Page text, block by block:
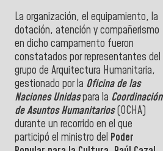
La organización, el equipamiento, la
dotación, atención y compañerismo
en dicho campamento fueron
constatados por representantes del
grupo de Arquitectura Humanitaria,
gestionado por la Oficina de las
Naciones Unidaspara la Coordinación
de Asuntos Humanitarios(OCHA)
durante un recorrido en el que
participó el ministro del Poder